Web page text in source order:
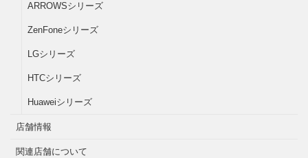
ARROWSシリーズ
ZenFoneシリーズ
LGシリーズ
HTCシリーズ
Huaweiシリーズ
店舗情報
関連店舗について